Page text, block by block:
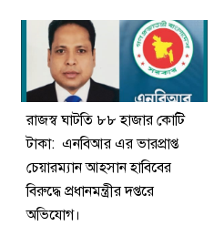
রাজস্ব ঘাটতি ৮৮ হাজার কোটি
টাকা: এনবিআর এর ভারপ্রাপ্ত
চেয়ারম্যান আহসান হাবিবের
বিরুদ্ধে প্রধানমন্ত্রীর দপ্তরে
অভিযোগ।